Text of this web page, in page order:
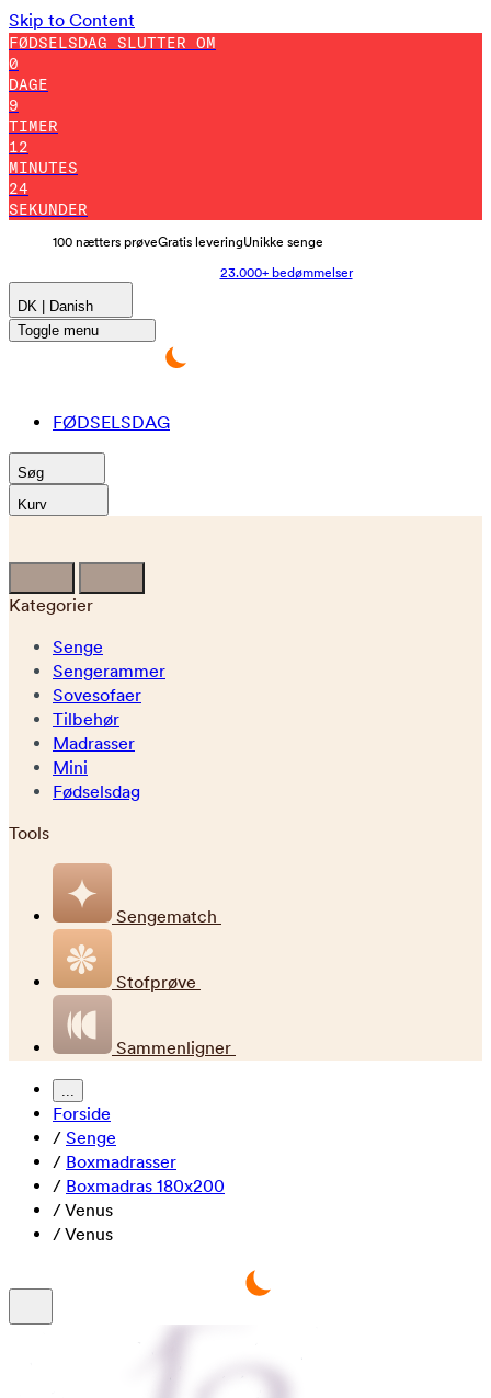
Skip to Content
FØDSELSDAG SLUTTER OM
0
DAGE
9
TIMER
12
MINUTES
15
SEKUNDER
100 nætters prøveGratis leveringUnikke senge
23.000+ bedømmelser
DK | Danish
Toggle menu
FØDSELSDAG
Søg
Kurv
Kategorier
Senge
Sengerammer
Sovesofaer
Tilbehør
Madrasser
Mini
Fødselsdag
Tools
Sengematch
Stofprøve
Sammenligner
...
Forside
/ Senge
/ Boxmadrasser
/ Boxmadras 180x200
/Venus
/Venus